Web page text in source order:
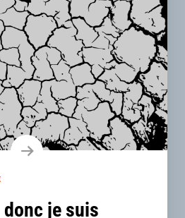
je suis